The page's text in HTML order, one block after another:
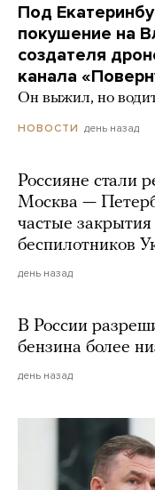
Под
покушение на
создателя
канала
Он выжил, но
НОВОСТИ день назад
Россияне стали
Москва —
частые закрытия
беспилотников
день назад
В России
бензина более
день назад